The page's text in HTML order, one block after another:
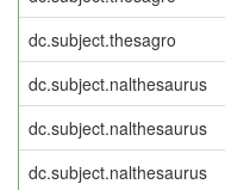
dc.subject.thesagro
dc.subject.nalthesaurus
dc.subject.nalthesaurus
dc.subject.nalthesaurus